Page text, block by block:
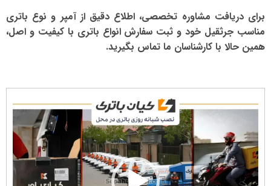
برای دریافت مشاوره تخصصی، اطلاع دقیق از آمپر و نوع باتری
مناسب جرثقیل خود و ثبت سفارش انواع باتری با کیفیت و اصل،
همین حالا با کارشناسان ما تماس بگیرید.
نمایشگر
ویدیو